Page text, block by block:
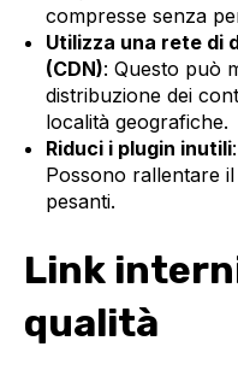
compresse senza
Utilizza una rete di
(CDN): Questo può
distribuzione dei
località geografiche.
Riduci i plugin inutili
Possono rallentare
pesanti.
Link
qualità